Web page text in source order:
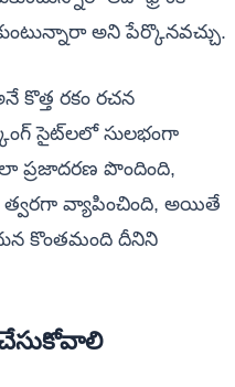
అని పేర్కొనవచ్చు.
కొత్త రకం రచన
సైట్‌లలో సులభంగా
ప్రజాదరణ పొందింది,
వ్యాపించింది, అయితే
కొంతమంది దీనిని